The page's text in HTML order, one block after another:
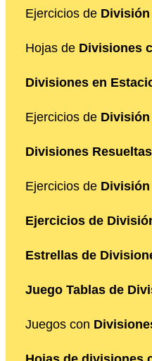
Ejercicios de
Hojas de Divisiones
Divisiones en
Ejercicios de
Divisiones Resueltas
Ejercicios de
Ejercicios de
Estrellas de
Juego Tablas de
Juegos con